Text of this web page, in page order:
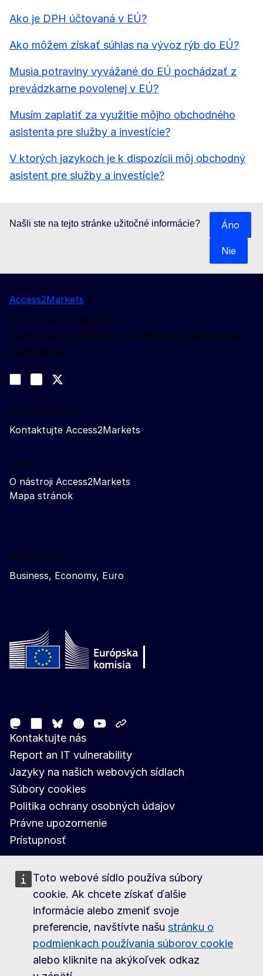
Toto webové sídlo používa súbory
cookie. Ak chcete získať ďalšie
informácie alebo zmeniť svoje
preferencie, navštívte našu stránku o
podmienkach používania súborov cookie
alebo kliknite na akýkoľvek odkaz
Ako je DPH účtovaná v EÚ?
Ako môžem získať súhlas na vývoz rýb do EÚ?
Musia potraviny vyvážané do EÚ pochádzať z
prevádzkarne povolenej v EÚ?
Musím zaplatiť za využitie môjho obchodného
asistenta pre služby a investície?
V ktorých jazykoch je k dispozícii môj obchodný
asistent pre služby a investície?
Našli ste na tejto stránke užitočné informácie? Áno
Nie
Access2Markets
Túto stránku spravuje:
Generálne riaditeľstvo pre obchod a ekonomickú
bezpečnosť
Join us on LinkedIn
Trade-Off podcast
Kontaktujte nás
Kontaktujte Access2Markets
O nás
O nástroji Access2Markets
Mapa stránok
Related sites
Business, Economy, Euro
MastodonLinkedIn
Bluesky
Facebook
Youtube
Kontaktujte nás
Report an IT vulnerability
Jazyky na našich webových sídlach
Súbory cookies
Politika ochrany osobných údajov
Právne upozornenie
Prístupnosť